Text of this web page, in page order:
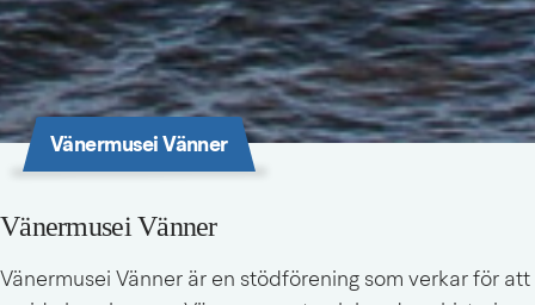
Vänermusei Vänner
Vänermusei Vänner
Vänermusei Vänner är en stödförening som verkar för att